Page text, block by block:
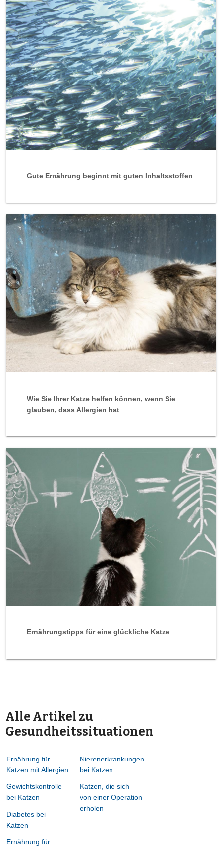
Gute Ernährung beginnt mit guten Inhaltsstoffen
Wie Sie Ihrer Katze helfen können, wenn Sie
glauben, dass Allergien hat
Ernährungstipps für eine glückliche Katze
Alle Artikel zu
Gesundheitssituationen
Ernährung für
Katzen mit Allergien
Gewichtskontrolle
bei Katzen
Diabetes bei
Katzen
Ernährung für
Nierenerkrankungen
bei Katzen
Katzen, die sich
von einer Operation
erholen